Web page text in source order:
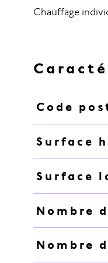
Chauffage
Caractéristiques
Code
Surface
Surface
Nombre
Nombre